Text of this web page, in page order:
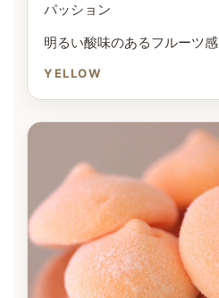
パッション
明るい酸味のあるフルーツ感
YELLOW